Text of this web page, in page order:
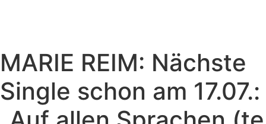
MARIE REIM: Nächste
Single schon am 17.07.: